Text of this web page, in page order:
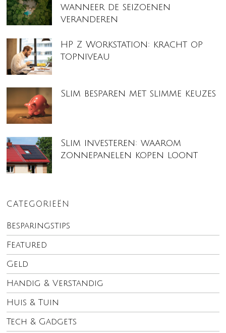
wanneer de seizoenen
veranderen
HP Z Workstation: kracht op
topniveau
Slim besparen met slimme keuzes
Slim investeren: waarom
zonnepanelen kopen loont
CATEGORIEËN
Besparingstips
Featured
Geld
Handig & Verstandig
Huis & Tuin
Tech & Gadgets